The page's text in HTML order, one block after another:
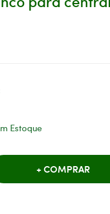
Estoque
COMPRAR